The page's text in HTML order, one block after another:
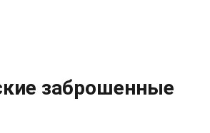
заброшенные